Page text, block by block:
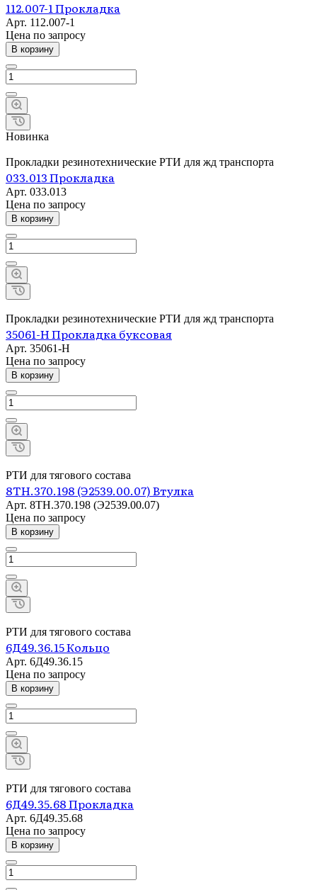
112.007-1 Прокладка
Арт. 112.007-1
Цена по запросу
В корзину
Новинка
Прокладки резинотехнические РТИ для жд транспорта
033.013 Прокладка
Арт. 033.013
Цена по запросу
В корзину
Прокладки резинотехнические РТИ для жд транспорта
35061-Н Прокладка буксовая
Арт. 35061-Н
Цена по запросу
В корзину
РТИ для тягового состава
8ТН.370.198 (Э2539.00.07) Втулка
Арт. 8ТН.370.198 (Э2539.00.07)
Цена по запросу
В корзину
РТИ для тягового состава
6Д49.36.15 Кольцо
Арт. 6Д49.36.15
Цена по запросу
В корзину
РТИ для тягового состава
6Д49.35.68 Прокладка
Арт. 6Д49.35.68
Цена по запросу
В корзину